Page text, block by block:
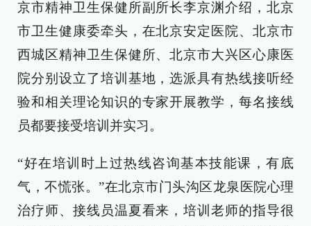
京市精神卫生保健所副所长李京渊介绍，北京
市卫生健康委牵头，在北京安定医院、北京市
西城区精神卫生保健所、北京市大兴区心康医
院分别设立了培训基地，选派具有热线接听经
验和相关理论知识的专家开展教学，每名接线
员都要接受培训并实习。
“好在培训时上过热线咨询基本技能课，有底
气，不慌张。”在北京市门头沟区龙泉医院心理
治疗师、接线员温夏看来，培训老师的指导很